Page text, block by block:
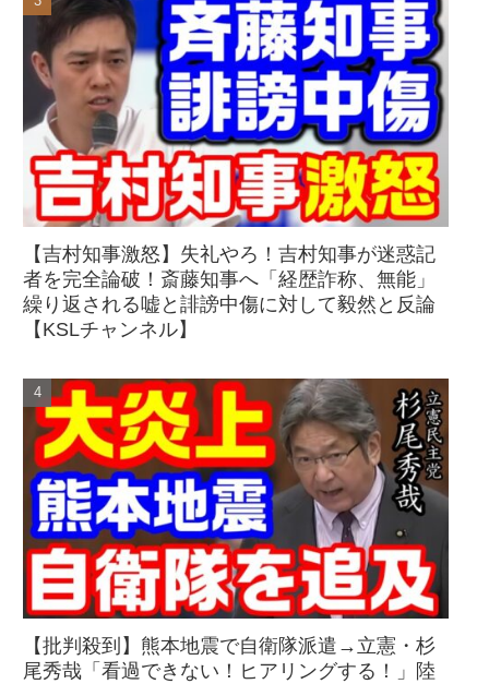
【吉村知事激怒】失礼やろ！吉村知事が迷惑記
者を完全論破！斎藤知事へ「経歴詐称、無能」
繰り返される嘘と誹謗中傷に対して毅然と反論
【KSLチャンネル】
【批判殺到】熊本地震で自衛隊派遣→立憲・杉
尾秀哉「看過できない！ヒアリングする！」陸